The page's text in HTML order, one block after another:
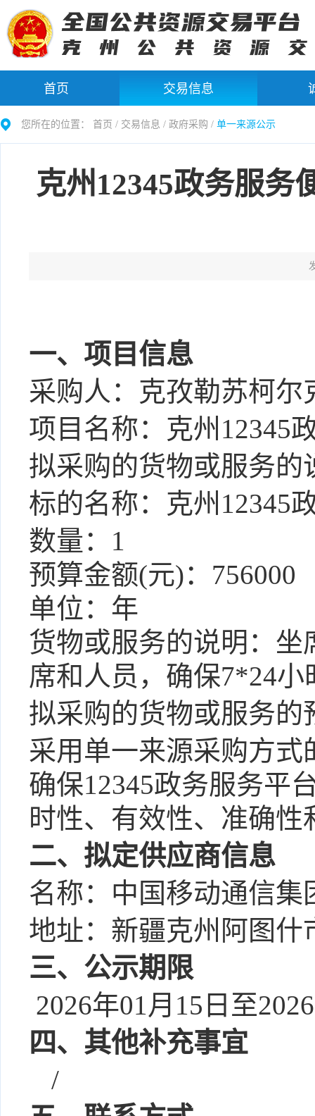
首页 交易信息
您所在的位置： 首页 / 交易信息 / 政府采购 / 单一来源公示
克州12345政务服务
一、项目信息
采购人：克孜勒苏柯
项目名称：克州 12345
拟采购的货物或服务的
标的名称：克州 12345
数量： 1
预算金额(元)： 756000
单位： 年
货物或服务的说明：
席和人员，确保7*24小
拟采购的货物或服务的
采用单一来源采购方式
确保12345政务服务平
时性、有效性、准确性
二、拟定供应商信息
名称：中国移动通信
地址：新疆克州阿图什
三、公示期限
2026年01月15日至
四、其他补充事宜
/